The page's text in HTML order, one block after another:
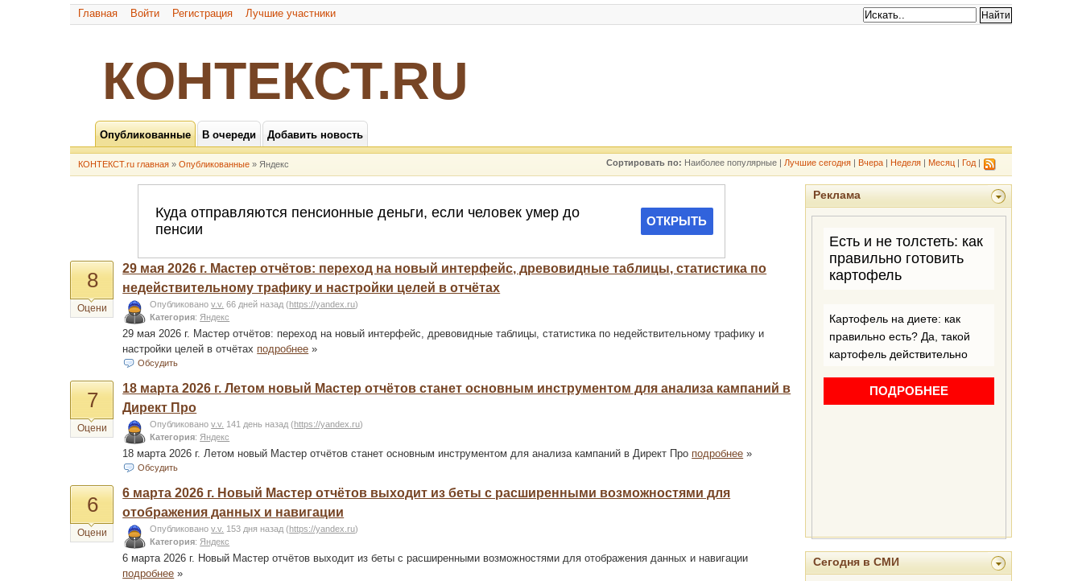
Главная Войти Регистрация Лучшие участники
КОНТЕКСТ.RU
Опубликованные В очереди Добавить новость
КОНТЕКСТ.ru главная »Опубликованные » Яндекс Сортировать по: Наиболее популярные | Лучшие сегодня| Вчера| Неделя| Месяц| Год|
8
Оцени
29 мая 2026 г. Мастер отчётов: переход на новый интерфейс, древовидные таблицы, статистика по
недействительному трафику и настройки целей в отчётах
Опубликованоv.v. 66 дней назад(https://yandex.ru)
Категория: Яндекс
29 мая 2026 г. Мастер отчётов: переход на новый интерфейс, древовидные таблицы, статистика по недействительному трафику и
настройки целей в отчётах подробнее »
Обсудить
7
Оцени
18 марта 2026 г. Летом новый Мастер отчётов станет основным инструментом для анализа кампаний в
Директ Про
Опубликованоv.v. 141 день назад(https://yandex.ru)
Категория: Яндекс
18 марта 2026 г. Летом новый Мастер отчётов станет основным инструментом для анализа кампаний в Директ Про подробнее »
Обсудить
6
Оцени
6 марта 2026 г. Новый Мастер отчётов выходит из беты с расширенными возможностями для
отображения данных и навигации
Опубликованоv.v. 153 дня назад(https://yandex.ru)
Категория: Яндекс
6 марта 2026 г. Новый Мастер отчётов выходит из беты с расширенными возможностями для отображения данных и навигации
подробнее »
Реклама
Сегодня в СМИ